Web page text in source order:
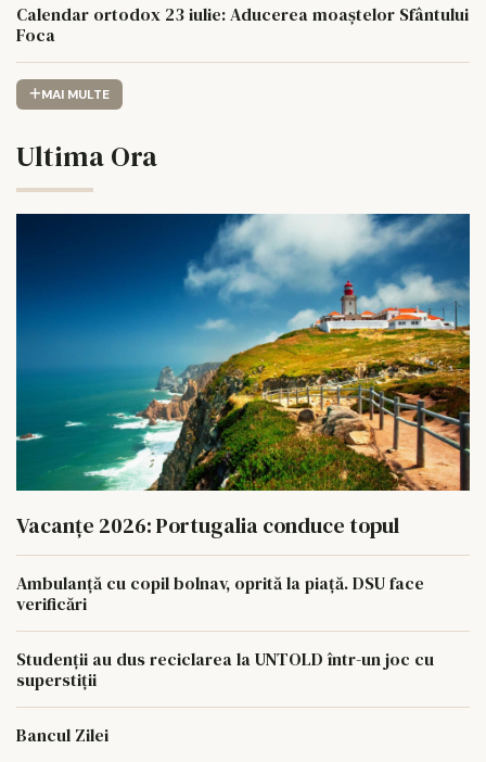
Calendar ortodox 23 iulie: Aducerea moaștelor Sfântului
Foca
MAI MULTE
Ultima Ora
Vacanțe 2026: Portugalia conduce topul
Ambulanță cu copil bolnav, oprită la piață. DSU face
verificări
Studenții au dus reciclarea la UNTOLD într-un joc cu
superstiții
Bancul Zilei